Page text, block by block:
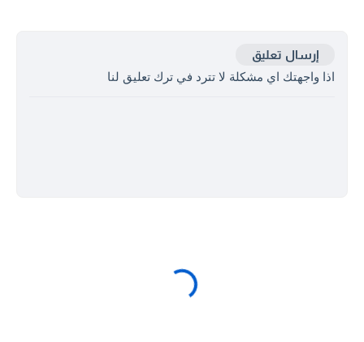
إرسال تعليق
اذا واجهتك اي مشكلة لا تترد في ترك تعليق لنا